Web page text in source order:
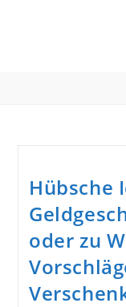
Hübsche
oder zu